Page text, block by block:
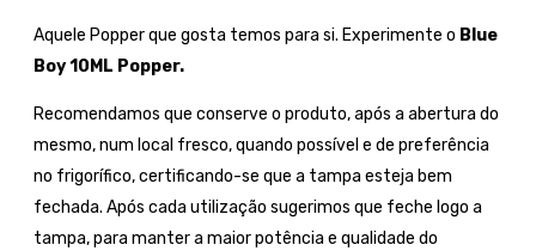
Aquele Popper que gosta temos para si. Experimente o Blue
Boy 10ML Popper.
Recomendamos que conserve o produto, após a abertura do
mesmo, num local fresco, quando possível e de preferência
no frigorífico, certificando-se que a tampa esteja bem
fechada. Após cada utilização sugerimos que feche logo a
tampa, para manter a maior potência e qualidade do